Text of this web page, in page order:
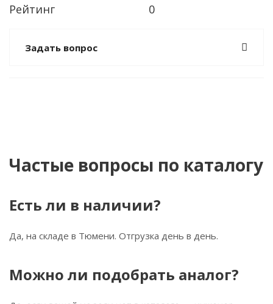
Рейтинг 0
Задать вопрос
Частые вопросы по каталогу
Есть ли в наличии?
Да, на складе в Тюмени. Отгрузка день в день.
Можно ли подобрать аналог?